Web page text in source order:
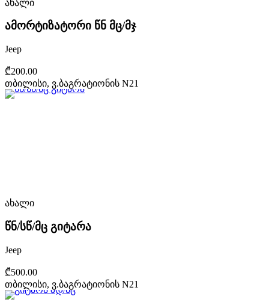
ახალი
ამორტიზატორი წნ მც/მჯ
Jeep
₾200.00
თბილისი, ვ.ბაგრატიონის N21
ახალი
წნ/სწ/მც გიტარა
Jeep
₾500.00
თბილისი, ვ.ბაგრატიონის N21